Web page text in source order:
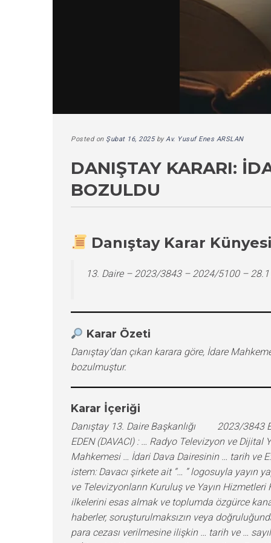
Posted on Şubat 16, 2025byAv. Yusuf Enes ARSLAN
DANIŞTAY KARARI:
BOZULDU
Danıştay Karar Künyesi
13. Daire – 2023/3843 – 2024/5100 –
Karar Özeti
Danıştay’dan çıkan karara göre, İdare
bozulmuştur.
Karar İçeriği
Danıştay 13. Daire Başkanlığı 2023/3843 E. , 2024/5100 K. T.C. D A N I Ş T A Y ONÜÇÜNCÜ DAİRE Esas No:2023/3843 Karar No:2024/5100 TEMYİZ EDEN (DAVACI) : … Radyo Televizyon ve Dijital Yayıncılık A.Ş. VEKİLİ : Av. … KARŞI TARAF (DAVALI) : … Kurulu VEKİLİ : Av. … İSTEMİN KONUSU : … Bölge İdare Mahkemesi … İdari Dava Dairesinin … tarih ve E:…, K:… sayılı kararının temyizen incelenerek bozulması istenilmektedir. YARGILAMA SÜRECİ : Dava konusu istem: Davacı şirkete ait “… ” logosuyla yayın yapan televizyon kanalında 07/06/2022 tarihinde saat 19:59’da yayınlanan “…” adlı programda 6112 sayılı Radyo ve Televizyonların Kuruluş ve Yayın Hizmetleri Hakkında Kanun’un 8. maddesinin birinci fıkrasının (ı) bendinde yer alan; “Tarafsızlık, gerçeklik ve doğruluk ilkelerini esas almak ve toplumda özgürce kanaat oluşumuna engel olmamak zorundadır; soruşturulması basın meslek ilkeleri çerçevesinde mümkün olan haberler, soruşturulmaksızın veya doğruluğundan emin olunmaksızın yayınlanamaz.” şeklindeki yayın ilkesinin ihlal edildiğinden bahisle 38.460,00-TL idari para cezası verilmesine ilişkin … tarih ve … sayılı Radyo ve Televizyon Üst Kurulu (Üst Kurul) kararının iptali istenilmiştir. İlk Derece Mahkemesi kararının özeti: … İdare Mahkemesince verilen … tarih ve E:… , K:… sayılı kararda; uyuşmazlık konusu programda dava konusu işleme esas teşkil eden diyaloglarda; ”… RTÜK bu kestiği cezalardan elde ettiği paraları nereye harcıyor? Merak ettik nereye harcıyormuş? Tabi birçok yere harcıyor ama bir tanesi çok enteresan, Vallahi 2 milyon 800 bin lirayı, RTÜK yaklaşık 2 milyon 900 bin lirayı yurt dışında Medya Okuryazarlığı Çalıştayları düzenlemiş.”, “Tam altı tane çalıştay düzenlenmiş iktidarın baskı ve sansür aracı gibi adeta işleyen RTÜK buralara 2 milyon, yaklaşık 2 milyon 900 bin 800 küsur bin lira para harcamış. Peki ne olmuş? Sayıştay denetimine takılmış bu.”, “Değerli seyirciler sizden alınan paralar. Yani sizden alınan derken işte …’i izlediğiniz için bize kesilen cezaların nereye gittiği belli. Buralara harcanıyor. Belgrad’da medya okuryazarlığı.”, “Ya ne çalışmışlar sevgili Yanardağ? Ne çalışmışlar?”, “Belli değil Hocam. Yani ortada bir belge yok.”, “Toplam harcamaları 2 milyon 800 bin lira gibi. Ne tesadüf, …’e kestikleri toplam cezayla hemen hemen aynı. 2 milyon 700….'” şeklinde ifadelere yer verildiği, bu ifadelerle Kurulca yayıncı kuruluşlara verilen cezaların tahsil edildiği ve bu paraların dünyanın farklı yerlerindeki şehirlerde düzenlenen çalıştaylar için harcandığı, bu paralardan harcırah ödemesi yapıldığı algısı oluşturulmaya çalışıldığı, oysaki tüm bireylerin kolaylıkla erişim sağlayabilecekleri, yasal düzenlemelere bakılmadan, herhangi bilgi, belge ve kanıt gösterilmeden, maddi bir gerçekliğe dayanmadan tamamen şahsi kanaatle bir değerlendirmede bulunularak kamuoyunun yanlış bilgilendirildiği, soruşturulması mümkün olan bir haberle ilgili gerekli özen gösterilmeden yeterli araştırma yapılmadan ve kanıt sunulmadan yapılan bu açıklamaların